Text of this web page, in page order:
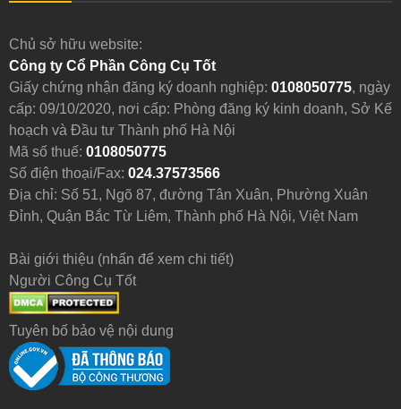
Chủ sở hữu website:
Công ty Cổ Phần Công Cụ Tốt
Giấy chứng nhận đăng ký doanh nghiệp: 0108050775, ngày
cấp: 09/10/2020, nơi cấp: Phòng đăng ký kinh doanh, Sở Kế
hoạch và Đầu tư Thành phố Hà Nội
Mã số thuế: 0108050775
Số điện thoại/Fax: 024.37573566
Địa chỉ: Số 51, Ngõ 87, đường Tân Xuân, Phường Xuân
Đỉnh, Quận Bắc Từ Liêm, Thành phố Hà Nội, Việt Nam
Bài giới thiệu (nhấn để xem chi tiết)
Người Công Cụ Tốt
Tuyên bố bảo vệ nội dung